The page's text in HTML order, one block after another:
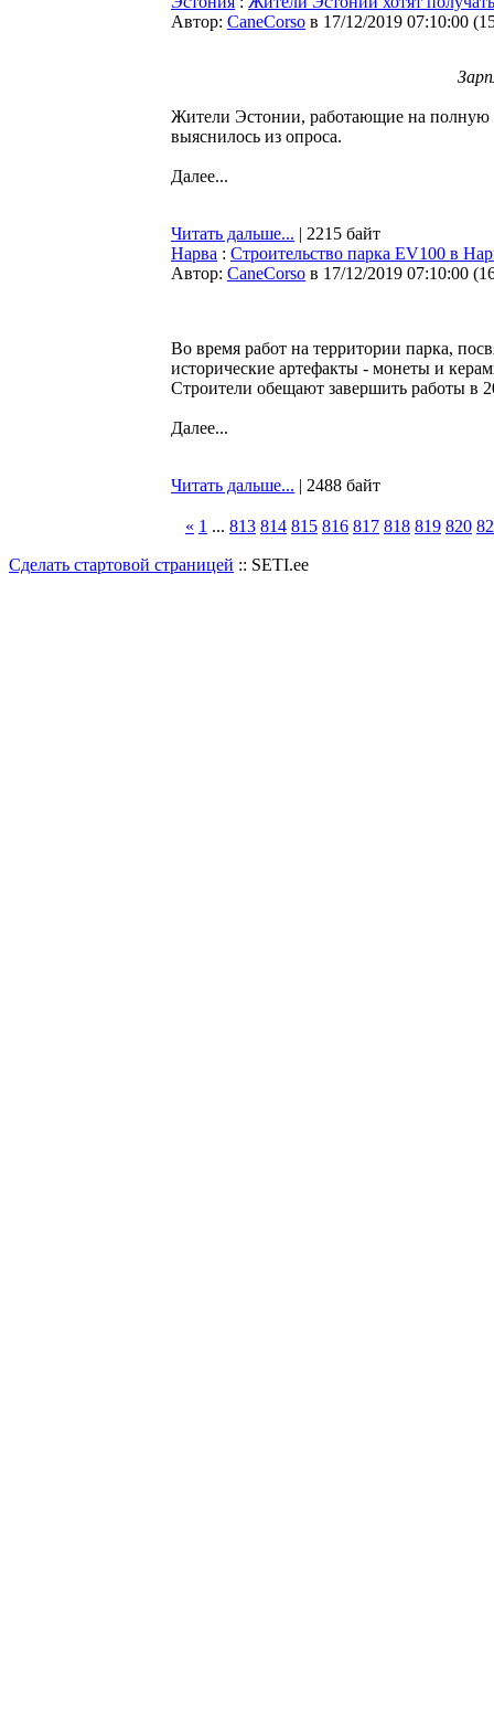
Автор: CaneCorso в 17/12/2019 07:10:00 (
Жители Эстонии, работающие на полную
выяснилось из опроса.
Далее...
Читать дальше... | 2215 байт
Нарва : Строительство парка EV100 в
Автор: CaneCorso в 17/12/2019 07:10:00 (
Во время работ на территории парка,
исторические артефакты - монеты и
Строители обещают завершить работы в
Далее...
Читать дальше... | 2488 байт
« 1 ... 813 814 815 816 817 818 819 820
Сделать стартовой страницей :: SETI.ee